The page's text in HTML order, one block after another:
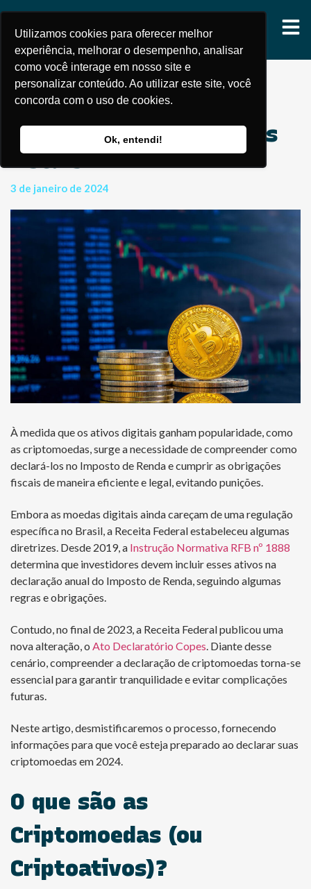
Utilizamos cookies para oferecer melhor
experiência, melhorar o desempenho, analisar
como você interage em nosso site e
personalizar conteúdo. Ao utilizar este site, você
concorda com o uso de cookies.
Ok, entendi!
Criptomoedas: como
declarar e as obrigações
fiscais
3 de janeiro de 2024
À medida que os ativos digitais ganham popularidade, como
as criptomoedas, surge a necessidade de compreender como
declará-los no Imposto de Renda e cumprir as obrigações
fiscais de maneira eficiente e legal, evitando punições.
Embora as moedas digitais ainda careçam de uma regulação
específica no Brasil, a Receita Federal estabeleceu algumas
diretrizes. Desde 2019, a Instrução Normativa RFB nº 1888
determina que investidores devem incluir esses ativos na
declaração anual do Imposto de Renda, seguindo algumas
regras e obrigações.
Contudo, no final de 2023, a Receita Federal publicou uma
nova alteração, o Ato Declaratório Copes. Diante desse
cenário, compreender a declaração de criptomoedas torna-se
essencial para garantir tranquilidade e evitar complicações
futuras.
Neste artigo, desmistificaremos o processo, fornecendo
informações para que você esteja preparado ao declarar suas
criptomoedas em 2024.
O que são as
Criptomoedas (ou
Criptoativos)?